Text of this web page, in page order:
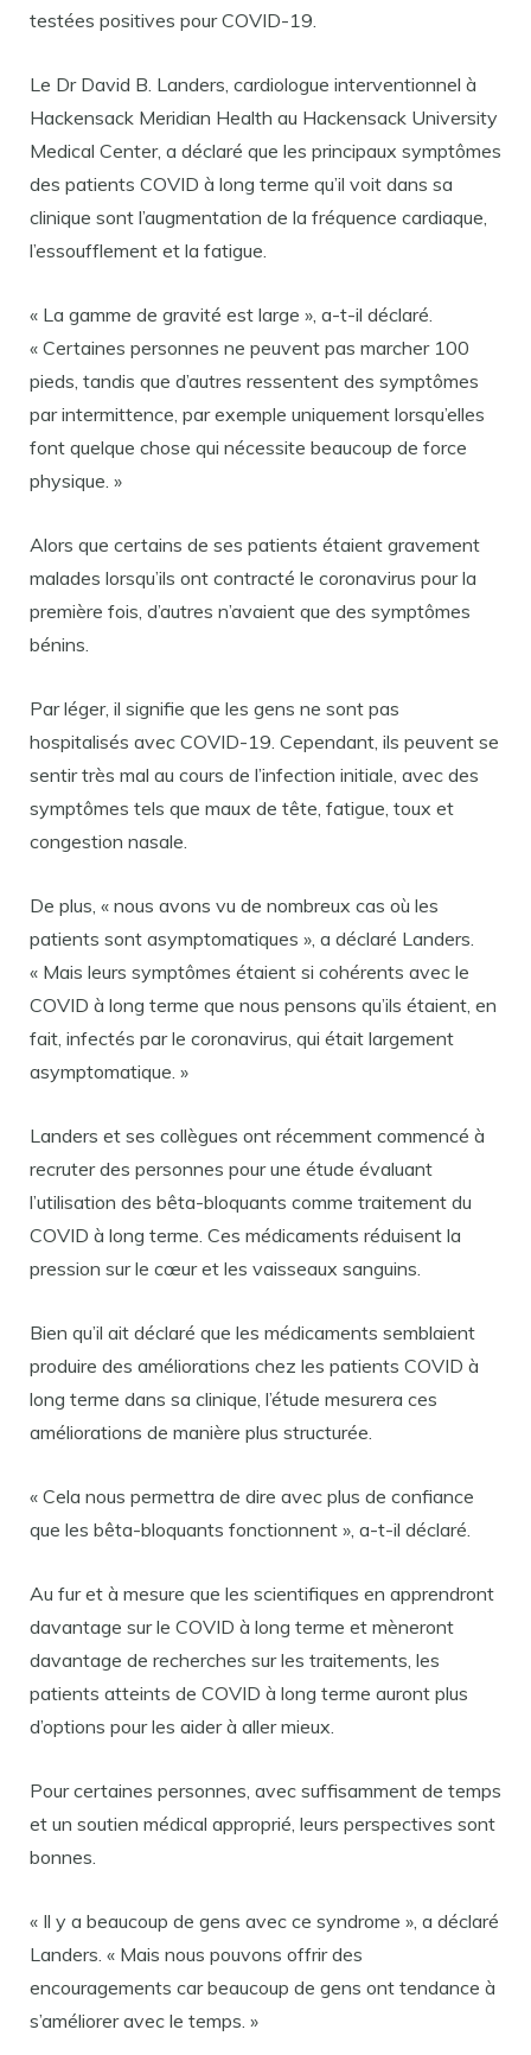
testées positives pour COVID-19.
Le Dr David B. Landers, cardiologue interventionnel à
Hackensack Meridian Health au Hackensack University
Medical Center, a déclaré que les principaux symptômes
des patients COVID à long terme qu’il voit dans sa
clinique sont l’augmentation de la fréquence cardiaque,
l’essoufflement et la fatigue.
« La gamme de gravité est large », a-t-il déclaré.
« Certaines personnes ne peuvent pas marcher 100
pieds, tandis que d’autres ressentent des symptômes
par intermittence, par exemple uniquement lorsqu’elles
font quelque chose qui nécessite beaucoup de force
physique. »
Alors que certains de ses patients étaient gravement
malades lorsqu’ils ont contracté le coronavirus pour la
première fois, d’autres n’avaient que des symptômes
bénins.
Par léger, il signifie que les gens ne sont pas
hospitalisés avec COVID-19. Cependant, ils peuvent se
sentir très mal au cours de l’infection initiale, avec des
symptômes tels que maux de tête, fatigue, toux et
congestion nasale.
De plus, « nous avons vu de nombreux cas où les
patients sont asymptomatiques », a déclaré Landers.
« Mais leurs symptômes étaient si cohérents avec le
COVID à long terme que nous pensons qu’ils étaient, en
fait, infectés par le coronavirus, qui était largement
asymptomatique. »
Landers et ses collègues ont récemment commencé à
recruter des personnes pour une étude évaluant
l’utilisation des bêta-bloquants comme traitement du
COVID à long terme. Ces médicaments réduisent la
pression sur le cœur et les vaisseaux sanguins.
Bien qu’il ait déclaré que les médicaments semblaient
produire des améliorations chez les patients COVID à
long terme dans sa clinique, l’étude mesurera ces
améliorations de manière plus structurée.
« Cela nous permettra de dire avec plus de confiance
que les bêta-bloquants fonctionnent », a-t-il déclaré.
Au fur et à mesure que les scientifiques en apprendront
davantage sur le COVID à long terme et mèneront
davantage de recherches sur les traitements, les
patients atteints de COVID à long terme auront plus
d’options pour les aider à aller mieux.
Pour certaines personnes, avec suffisamment de temps
et un soutien médical approprié, leurs perspectives sont
bonnes.
« Il y a beaucoup de gens avec ce syndrome », a déclaré
Landers. « Mais nous pouvons offrir des
encouragements car beaucoup de gens ont tendance à
s’améliorer avec le temps. »